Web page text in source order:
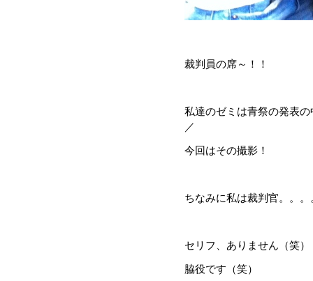
裁判員の席～！！
私達のゼミは青祭の発表
／
今回はその撮影！
ちなみに私は裁判官。。
セリフ、ありません（笑）
脇役です（笑）